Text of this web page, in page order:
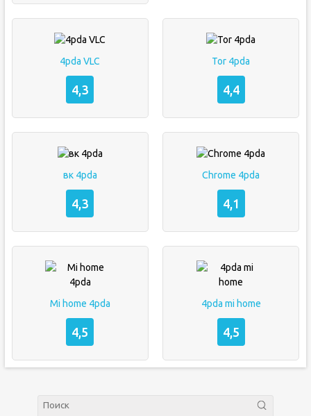
4pda VLC
4,3
Tor 4pda
4,4
вк 4pda
4,3
Chrome 4pda
4,1
Mi home 4pda
4,5
4pda mi home
4,5